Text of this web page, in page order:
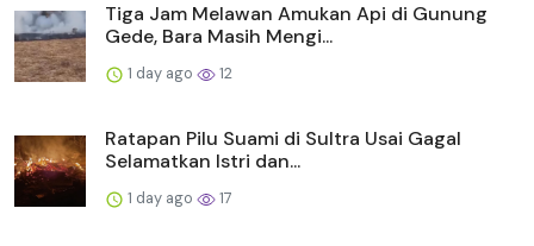
Tiga Jam Melawan Amukan Api di Gunung
Gede, Bara Masih Mengi...
1 day ago 12
Ratapan Pilu Suami di Sultra Usai Gagal
Selamatkan Istri dan...
1 day ago 17